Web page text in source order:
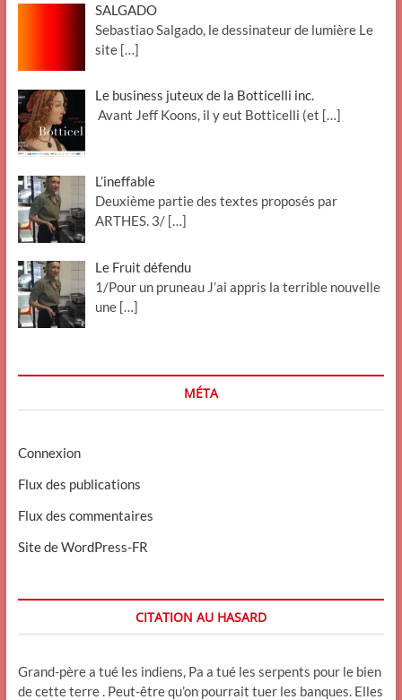
SALGADO
Sebastiao Salgado, le dessinateur de lumière Le
site […]
Le business juteux de la Botticelli inc.
Avant Jeff Koons, il y eut Botticelli (et […]
L’ineffable
Deuxième partie des textes proposés par
ARTHES. 3/ […]
Le Fruit défendu
1/Pour un pruneau J’ai appris la terrible nouvelle
une […]
MÉTA
Connexion
Flux des publications
Flux des commentaires
Site de WordPress-FR
CITATION AU HASARD
Grand-père a tué les indiens, Pa a tué les serpents pour le bien
de cette terre . Peut-être qu’on pourrait tuer les banques. Elles